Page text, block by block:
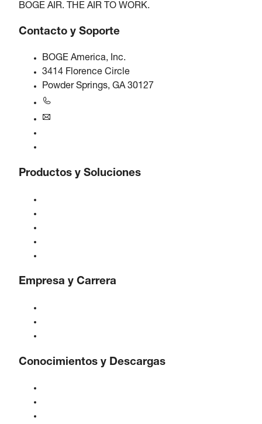
BOGE AIR. THE AIR TO WORK.
Contacto y Soporte
BOGE America, Inc.
3414 Florence Circle
Powder Springs, GA 30127
Productos y Soluciones
Empresa y Carrera
Conocimientos y Descargas